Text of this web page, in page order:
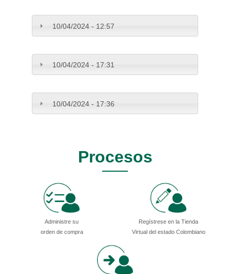
10/04/2024 - 12:57
10/04/2024 - 17:31
10/04/2024 - 17:36
Procesos
Administre su
orden de compra
Regístrese en la Tienda
Virtual del estado Colombiano